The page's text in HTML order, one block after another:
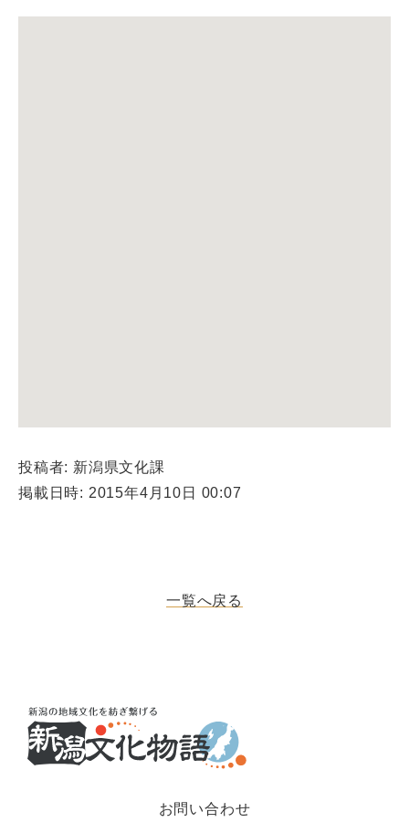
投稿者: 新潟県文化課
掲載日時: 2015年4月10日 00:07
一覧へ戻る
お問い合わせ